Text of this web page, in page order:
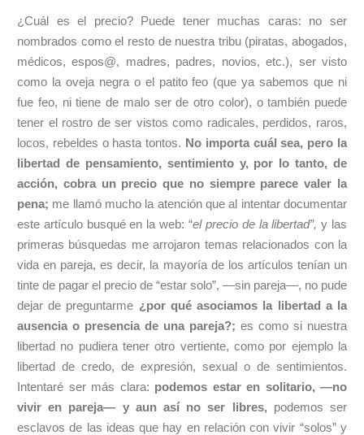
¿Cuál es el precio? Puede tener muchas caras: no ser
nombrados como el resto de nuestra tribu (piratas, abogados,
médicos, espos@, madres, padres, novios, etc.), ser visto
como la oveja negra o el patito feo (que ya sabemos que ni
fue feo, ni tiene de malo ser de otro color), o también puede
tener el rostro de ser vistos como radicales, perdidos, raros,
locos, rebeldes o hasta tontos. No importa cuál sea, pero la
libertad de pensamiento, sentimiento y, por lo tanto, de
acción, cobra un precio que no siempre parece valer la
pena; me llamó mucho la atención que al intentar documentar
este artículo busqué en la web: “el precio de la libertad”, y las
primeras búsquedas me arrojaron temas relacionados con la
vida en pareja, es decir, la mayoría de los artículos tenían un
tinte de pagar el precio de “estar solo”, —sin pareja—, no pude
dejar de preguntarme ¿por qué asociamos la libertad a la
ausencia o presencia de una pareja?; es como si nuestra
libertad no pudiera tener otro vertiente, como por ejemplo la
libertad de credo, de expresión, sexual o de sentimientos.
Intentaré ser más clara: podemos estar en solitario, —no
vivir en pareja— y aun así no ser libres, podemos ser
esclavos de las ideas que hay en relación con vivir “solos” y